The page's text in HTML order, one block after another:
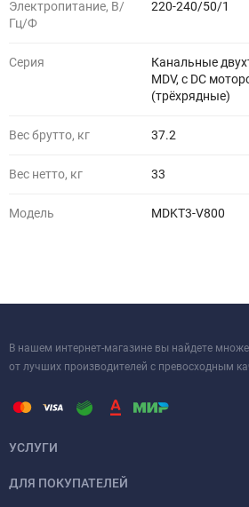
Электропитание, В/
Гц/Ф
220-240/50/1
Серия
Канальные
MDV, с DС
(трёхрядные)
Вес брутто, кг 37.2
Вес нетто, кг 33
Модель MDKT3-V800
В нашем интернет-магазине вы найдете
от лучших производителей с превосходным
УСЛУГИ
ДЛЯ ПОКУПАТЕЛЕЙ